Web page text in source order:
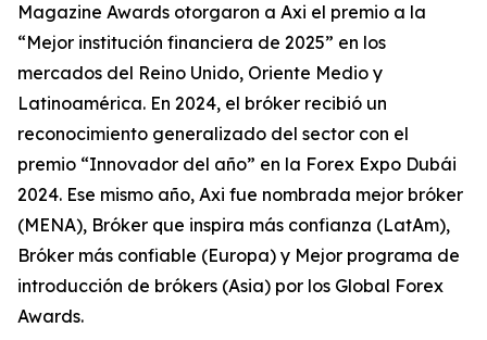
Magazine Awards otorgaron a Axi el premio a la
“Mejor institución financiera de 2025” en los
mercados del Reino Unido, Oriente Medio y
Latinoamérica. En 2024, el bróker recibió un
reconocimiento generalizado del sector con el
premio “Innovador del año” en la Forex Expo Dubái
2024. Ese mismo año, Axi fue nombrada mejor bróker
(MENA), Bróker que inspira más confianza (LatAm),
Bróker más confiable (Europa) y Mejor programa de
introducción de brókers (Asia) por los Global Forex
Awards.